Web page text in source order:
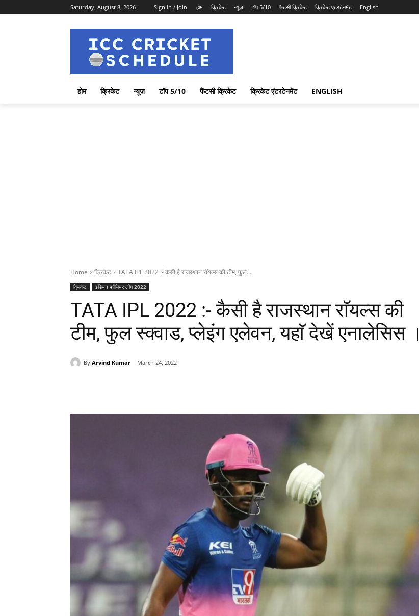
Saturday, August 8, 2026 Sign in / Join होम क्रिकेट न्यूज़ टॉप 5/10 फैंटसी क्रिकेट क्रिकेट एंटरटेनमेंट English
होम क्रिकेट न्यूज़ टॉप 5/10 फैंटसी क्रिकेट क्रिकेट एंटरटेनमेंट ENGLISH
Home क्रिकेट TATA IPL 2022 :- कैसी है राजस्थान राॅयल्स की टीम, फुल...
क्रिकेट इंडियन प्रीमियर लीग 2022
TATA IPL 2022 :- कैसी है राजस्थान राॅयल्स की
टीम, फुल स्क्वाड, प्लेइंग एलेवन, यहाॅ देखें एनालेसिस ।
By Arvind Kumar March 24, 2022